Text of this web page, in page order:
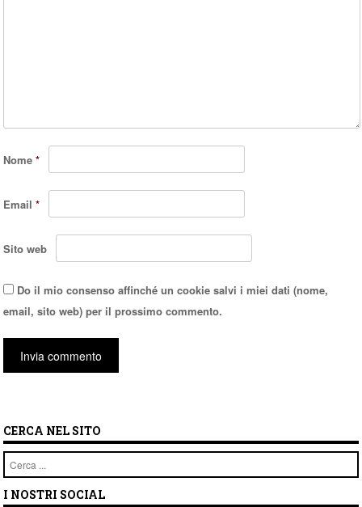
Nome*
Email*
Sito web
Do il mio consenso affinché un cookie salvi i miei dati (nome,
email, sito web) per il prossimo commento.
CERCA NEL SITO
Cerca
I NOSTRI SOCIAL